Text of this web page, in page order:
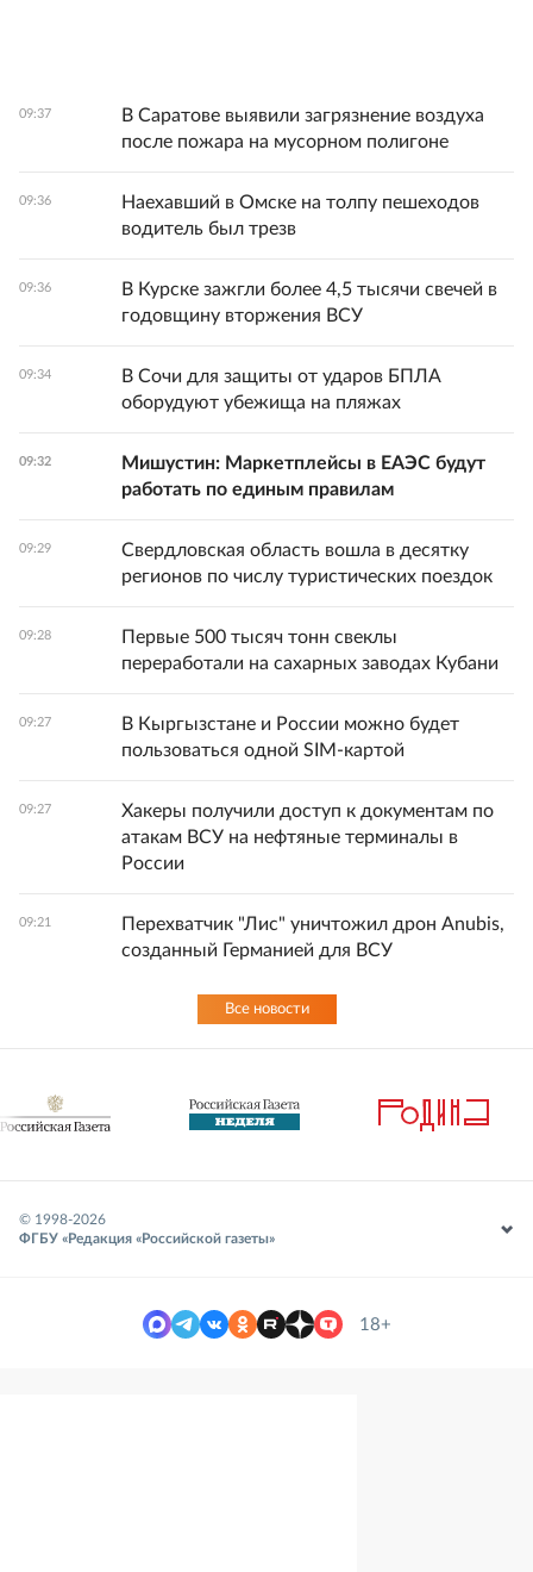
09:37
В Саратове выявили загрязнение воздуха
после пожара на мусорном полигоне
09:36
Наехавший в Омске на толпу пешеходов
водитель был трезв
09:36
В Курске зажгли более 4,5 тысячи свечей в
годовщину вторжения ВСУ
09:34
В Сочи для защиты от ударов БПЛА
оборудуют убежища на пляжах
09:32
Мишустин: Маркетплейсы в ЕАЭС будут
работать по единым правилам
09:29
Свердловская область вошла в десятку
регионов по числу туристических поездок
09:28
Первые 500 тысяч тонн свеклы
переработали на сахарных заводах Кубани
09:27
В Кыргызстане и России можно будет
пользоваться одной SIM-картой
09:27
Хакеры получили доступ к документам по
атакам ВСУ на нефтяные терминалы в
России
09:21
Перехватчик "Лис" уничтожил дрон Anubis,
созданный Германией для ВСУ
Все новости
© 1998-2026
ФГБУ «Редакция «Российской газеты»
18+